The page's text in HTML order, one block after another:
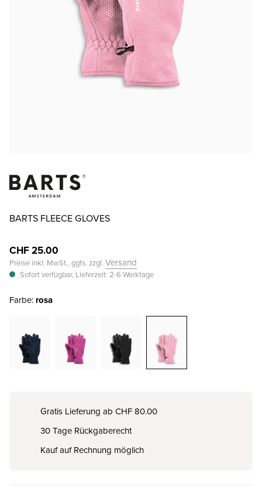
BARTS FLEECE GLOVES
CHF 25.00
Preise inkl. MwSt., ggfs. zzgl. Versand
Sofort verfügbar, Lieferzeit: 2-6 Werktage
Farbe: rosa
Gratis Lieferung ab CHF 80.00
30 Tage Rückgaberecht
Kauf auf Rechnung möglich